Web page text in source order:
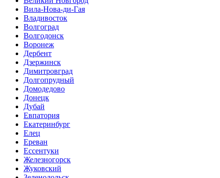
Вила-Нова-ди-Гая
Владивосток
Волгоград
Волгодонск
Воронеж
Дербент
Дзержинск
Димитровград
Долгопрудный
Домодедово
Донецк
Дубай
Евпатория
Екатеринбург
Елец
Ереван
Ессентуки
Железногорск
Жуковский